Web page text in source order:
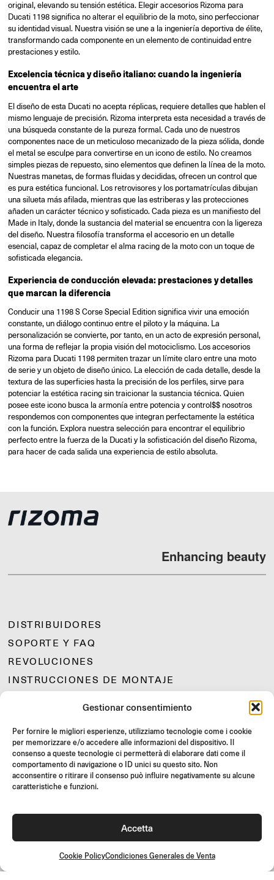
Gestionar consentimiento
Per fornire le migliori esperienze, utilizziamo tecnologie come i cookie
per memorizzare e/o accedere alle informazioni del dispositivo. Il
consenso a queste tecnologie ci permetterà di elaborare dati come il
comportamento di navigazione o ID unici su questo sito. Non
acconsentire o ritirare il consenso può influire negativamente su alcune
caratteristiche e funzioni.
Accetta
Cookie PolicyCondiciones Generales de Venta
original, elevando su tensión estética. Elegir accesorios Rizoma para
Ducati 1198 significa no alterar el equilibrio de la moto, sino perfeccionar
su identidad visual. Nuestra visión se une a la ingeniería deportiva de élite,
transformando cada componente en un elemento de continuidad entre
prestaciones y estilo.
Excelencia técnica y diseño italiano: cuando la ingeniería
encuentra el arte
El diseño de esta Ducati no acepta réplicas, requiere detalles que hablen el
mismo lenguaje de precisión. Rizoma interpreta esta necesidad a través de
una búsqueda constante de la pureza formal. Cada uno de nuestros
componentes nace de un meticuloso mecanizado de la pieza sólida, donde
el metal se esculpe para convertirse en un icono de estilo. No creamos
simples piezas de repuesto, sino elementos que definen la línea de la moto.
Nuestras manetas, de formas fluidas y decididas, ofrecen un control que
es pura estética funcional. Los retrovisores y los portamatrículas dibujan
una silueta más afilada, mientras que las estriberas y las protecciones
añaden un carácter técnico y sofisticado. Cada pieza es un manifiesto del
Made in Italy, donde la sustancia del material se encuentra con la ligereza
del diseño. Nuestra filosofía transforma el accesorio en un detalle
esencial, capaz de completar el alma racing de la moto con un toque de
sofisticada elegancia.
Experiencia de conducción elevada: prestaciones y detalles
que marcan la diferencia
Conducir una 1198 S Corse Special Edition significa vivir una emoción
constante, un diálogo continuo entre el piloto y la máquina. La
personalización se convierte, por tanto, en un acto de expresión personal,
una forma de reflejar la propia visión del motociclismo. Los accesorios
Rizoma para Ducati 1198 permiten trazar un límite claro entre una moto
de serie y un objeto de diseño único. La elección de cada detalle, desde la
textura de las superficies hasta la precisión de los perfiles, sirve para
potenciar la estética racing sin traicionar la sustancia técnica. Quien
posee este icono busca la armonía entre potencia y control$$ nosotros
respondemos con componentes que integran perfectamente la estética
con la función. Explora nuestra selección para encontrar el equilibrio
perfecto entre la fuerza de la Ducati y la sofisticación del diseño Rizoma,
para hacer de cada salida una experiencia de estilo absoluta.
Enhancing beauty
DISTRIBUIDORES
SOPORTE Y FAQ
REVOLUCIONES
INSTRUCCIONES DE MONTAJE
JOIN US
¡Únete a la comunidad Rizoma y accede a contenidos exclusivos y
ofertas especiales!
Condiciones Generales de Venta
Política de calidad